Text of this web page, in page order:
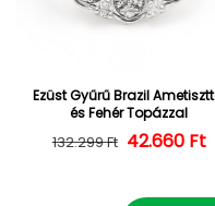
Ezüst Gyűrű Brazil
és Fehér Topázzal
Normál ár
132.299 Ft 42.660 Ft